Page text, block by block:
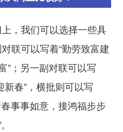
，我们可以选择一些具
联可以写着“勤劳致富建
”；另一副对联可以写
春”，横批则可以写
事事如意，接鸿福步步